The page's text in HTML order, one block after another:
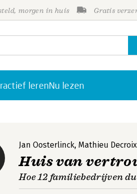
morgen in huis Gratis
lerenNu lezen
Jan Oosterlinck, Mathieu Decroix
Huis van
Hoe 12 familiebedrijven